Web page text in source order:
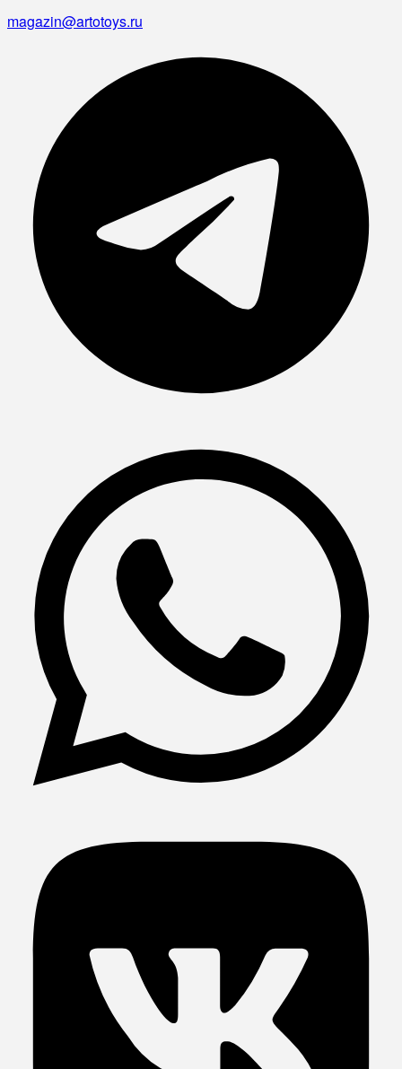
magazin@artotoys.ru